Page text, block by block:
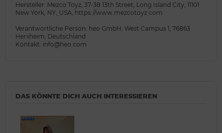
Hersteller: Mezco Toyz, 37-38 13th Street, Long Island City, 11101
New York, NY, USA, https://www.mezcotoyz.com
Verantwortliche Person: heo GmbH, West Campus 1, 76863
Herxheim, Deutschland
Kontakt: info@heo.com
DAS KÖNNTE DICH AUCH INTERESSIEREN